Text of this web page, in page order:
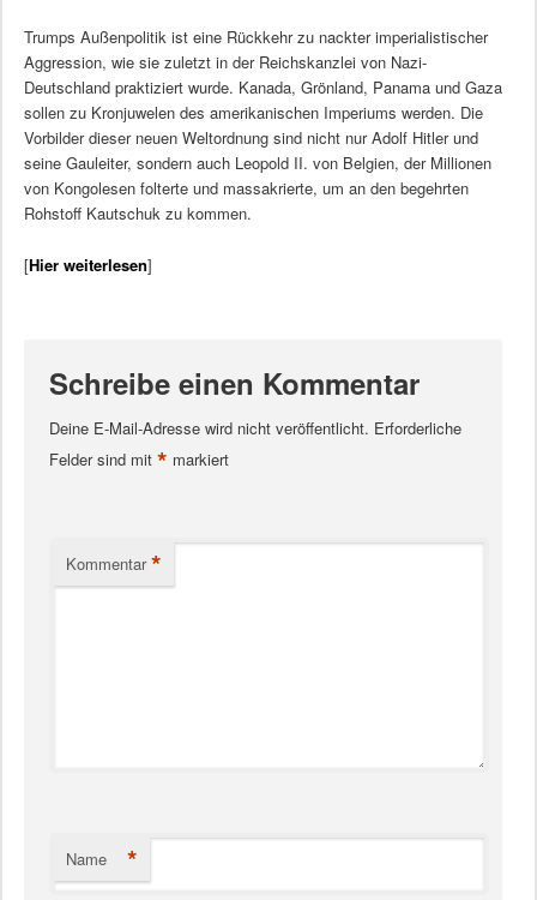
Trumps Außenpolitik ist eine Rückkehr zu nackter imperialistischer
Aggression, wie sie zuletzt in der Reichskanzlei von Nazi-
Deutschland praktiziert wurde. Kanada, Grönland, Panama und Gaza
sollen zu Kronjuwelen des amerikanischen Imperiums werden. Die
Vorbilder dieser neuen Weltordnung sind nicht nur Adolf Hitler und
seine Gauleiter, sondern auch Leopold II. von Belgien, der Millionen
von Kongolesen folterte und massakrierte, um an den begehrten
Rohstoff Kautschuk zu kommen.
[Hier weiterlesen]
Schreibe einen Kommentar
Deine E-Mail-Adresse wird nicht veröffentlicht. Erforderliche
Felder sind mit * markiert
Kommentar *
Name *